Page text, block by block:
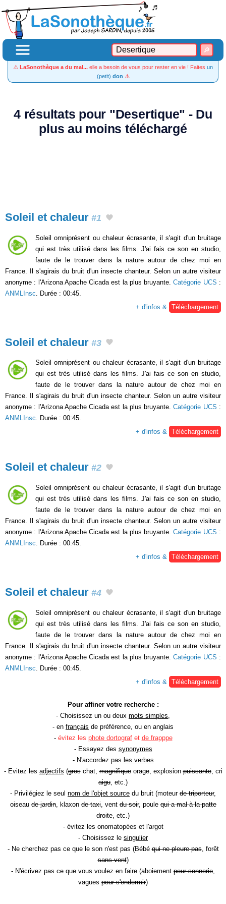
⚠️ LaSonothèque a du mal... elle a besoin de vous pour rester en vie ! Faites un
(petit) don ⚠️
4 résultats pour "Desertique" - Du
plus au moins téléchargé
Soleil et chaleur #1
Soleil omniprésent ou chaleur écrasante, il s'agit d'un bruitage
qui est très utilisé dans les films. J'ai fais ce son en studio,
faute de le trouver dans la nature autour de chez moi en
France. Il s'agirais du bruit d'un insecte chanteur. Selon un autre visiteur
anonyme : l'Arizona Apache Cicada est la plus bruyante.Catégorie UCS :
ANMLInsc . Durée : 00:45.
+ d'infos &
Téléchargement
Soleil et chaleur #3
Soleil omniprésent ou chaleur écrasante, il s'agit d'un bruitage
qui est très utilisé dans les films. J'ai fais ce son en studio,
faute de le trouver dans la nature autour de chez moi en
France. Il s'agirais du bruit d'un insecte chanteur. Selon un autre visiteur
anonyme : l'Arizona Apache Cicada est la plus bruyante.Catégorie UCS :
ANMLInsc. Durée : 00:45.
+ d'infos & Téléchargement
Soleil et chaleur #2
Soleil omniprésent ou chaleur écrasante, il s'agit d'un bruitage
qui est très utilisé dans les films. J'ai fais ce son en studio,
faute de le trouver dans la nature autour de chez moi en
France. Il s'agirais du bruit d'un insecte chanteur. Selon un autre visiteur
anonyme : l'Arizona Apache Cicada est la plus bruyante.Catégorie UCS :
ANMLInsc . Durée : 00:45.
+ d'infos &
Téléchargement
Soleil et chaleur #4
Soleil omniprésent ou chaleur écrasante, il s'agit d'un bruitage
qui est très utilisé dans les films. J'ai fais ce son en studio,
faute de le trouver dans la nature autour de chez moi en
France. Il s'agirais du bruit d'un insecte chanteur. Selon un autre visiteur
anonyme : l'Arizona Apache Cicada est la plus bruyante.Catégorie UCS :
ANMLInsc . Durée : 00:45.
+ d'infos &
Téléchargement
Pour affiner votre recherche :
- Choisissez un ou deux mots simples
- en français de préférence, ou en anglais
- évitez les phote dortografet de frapppe
- Essayez des synonymes
- N'accordez pas les verbes
- Evitez les adjectifs (groschat,magnifiqueorage, explosionpuissante, cri
aigu , etc.)
- Privilégiez le seul nom de l'objet source du bruit (moteur de triporteur,
oiseaude jardin, klaxonde taxi, ventdu soir, poulequi a mal à la patte
droite , etc.)
- évitez les onomatopées et l'argot
- Choisissez le singulier
- Ne cherchez pas ce que le son n'est pas (Bébéqui ne pleure pas, forêt
sans vent)
- N'écrivez pas ce que vous voulez en faire (aboiement pour sonnerie
vagues pour s'endormir)